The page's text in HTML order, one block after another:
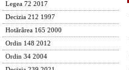
Legea 72 2017
Decizia 212 1997
Hotărârea 165 2000
Ordin 148 2012
Ordin 34 2004